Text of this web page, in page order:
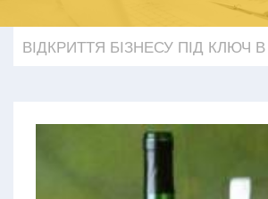
ВІДКРИТТЯ БІЗНЕСУ ПІД КЛЮЧ В